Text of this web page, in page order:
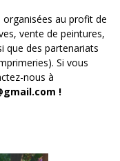
au profit de
vente de peintures,
que des partenariats
Si vous
nous à
!